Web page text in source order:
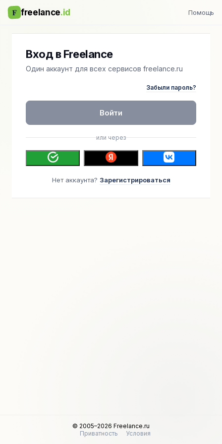
F freelance.id Помощь
Вход в Freelance
Один аккаунт для всех сервисов freelance.ru
Забыли пароль?
Войти
или через
Нет аккаунта? Зарегистрироваться
© 2005–2026 Freelance.ru
Приватность
Условия